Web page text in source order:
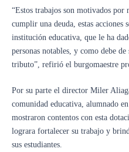
“Estos trabajos son motivados por
cumplir una deuda, estas acciones
institución educativa, que le ha
personas notables, y como debe
tributo”, refirió el burgomaestre
Por su parte el director Miler
comunidad educativa, alumnado
mostraron contentos con esta
lograra fortalecer su trabajo y
sus estudiantes.